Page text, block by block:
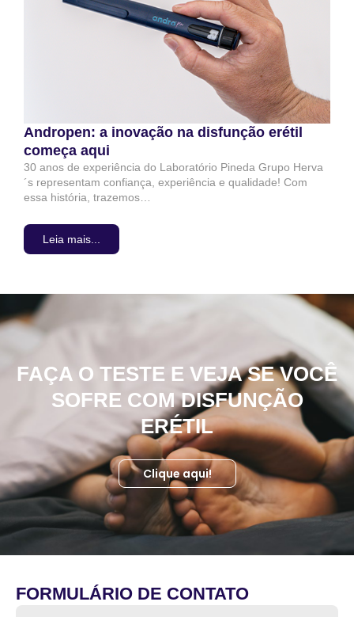
Andropen: a inovação na disfunção erétil
começa aqui
30 anos de experiência do Laboratório Pineda Grupo Herva
´s representam confiança, experiência e qualidade! Com
essa história, trazemos…
Leia mais...
FAÇA O TESTE E VEJA SE VOCÊ
SOFRE COM DISFUNÇÃO
ERÉTIL
Clique aqui!
FORMULÁRIO DE CONTATO